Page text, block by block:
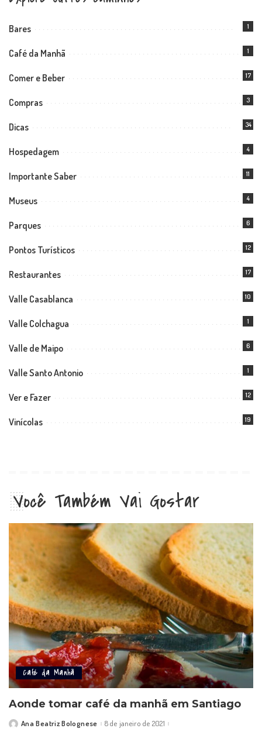
Bares 1
Café da Manhã 1
Comer e Beber 17
Compras 3
Dicas 34
Hospedagem 4
Importante Saber 11
Museus 4
Parques 6
Pontos Turísticos 12
Restaurantes 17
Valle Casablanca 10
Valle Colchagua 1
Valle de Maipo 6
Valle Santo Antonio 1
Ver e Fazer 12
Vinícolas 19
Você Também Vai Gostar
Café da Manhã
Aonde tomar café da manhã em Santiago
PostedAna Beatriz Bolognese 8 de janeiro de 2021